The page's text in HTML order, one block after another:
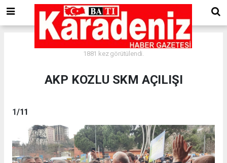
Ekleme Tarihi: 18.02.2024 - 22:08
1881 kez görütülendi.
AKP KOZLU SKM AÇILIŞI
1/11